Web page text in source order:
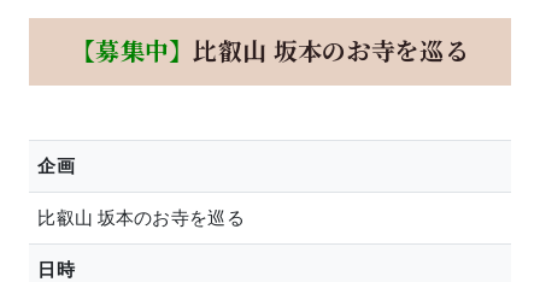
伝教大師最澄とは（PDFダウンロード）
探訪「1200年の魅力交流」
日本文化を探る
プレスアーカイブ
【募集中】比叡山 坂本のお寺を巡る
企画
比叡山 坂本のお寺を巡る
日時